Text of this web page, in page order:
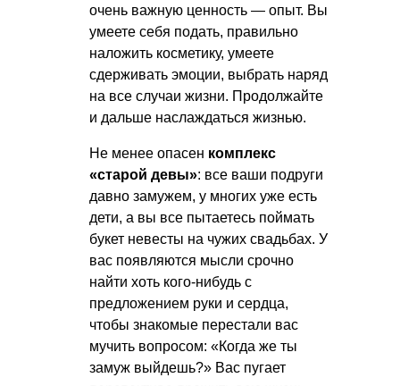
очень важную ценность — опыт. Вы
умеете себя подать, правильно
наложить косметику, умеете
сдерживать эмоции, выбрать наряд
на все случаи жизни. Продолжайте
и дальше наслаждаться жизнью.
Не менее опасен комплекс
«старой девы»: все ваши подруги
давно замужем, у многих уже есть
дети, а вы все пытаетесь поймать
букет невесты на чужих свадьбах. У
вас появляются мысли срочно
найти хоть кого-нибудь с
предложением руки и сердца,
чтобы знакомые перестали вас
мучить вопросом: «Когда же ты
замуж выйдешь?» Вас пугает